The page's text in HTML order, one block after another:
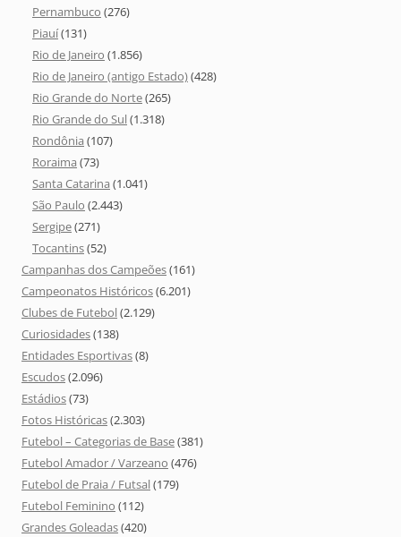
Pernambuco (276)
Piauí(131)
Rio de Janeiro (1.856)
Rio de Janeiro (antigo Estado)(428)
Rio Grande do Norte(265)
Rio Grande do Sul(1.318)
Rondônia (107)
Roraima (73)
Santa Catarina (1.041)
São Paulo (2.443)
Sergipe(271)
Tocantins(52)
Campanhas dos Campeões(161)
Campeonatos Históricos(6.201)
Clubes de Futebol(2.129)
Curiosidades(138)
Entidades Esportivas(8)
Escudos(2.096)
Estádios(73)
Fotos Históricas(2.303)
Futebol – Categorias de Base(381)
Futebol Amador / Varzeano (476)
Futebol de Praia / Futsal(179)
Futebol Feminino (112)
Grandes Goleadas(420)